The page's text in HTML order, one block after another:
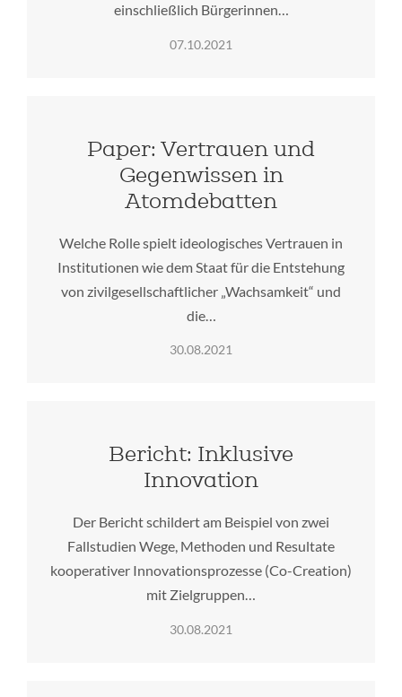
einschließlich Bürgerinnen…
07.10.2021
Paper: Vertrauen und
Gegenwissen in
Atomdebatten
Welche Rolle spielt ideologisches Vertrauen in
Institutionen wie dem Staat für die Entstehung
von zivilgesellschaftlicher „Wachsamkeit“ und
die…
30.08.2021
Bericht: Inklusive
Innovation
Der Bericht schildert am Beispiel von zwei
Fallstudien Wege, Methoden und Resultate
kooperativer Innovationsprozesse (Co-Creation)
mit Zielgruppen…
30.08.2021